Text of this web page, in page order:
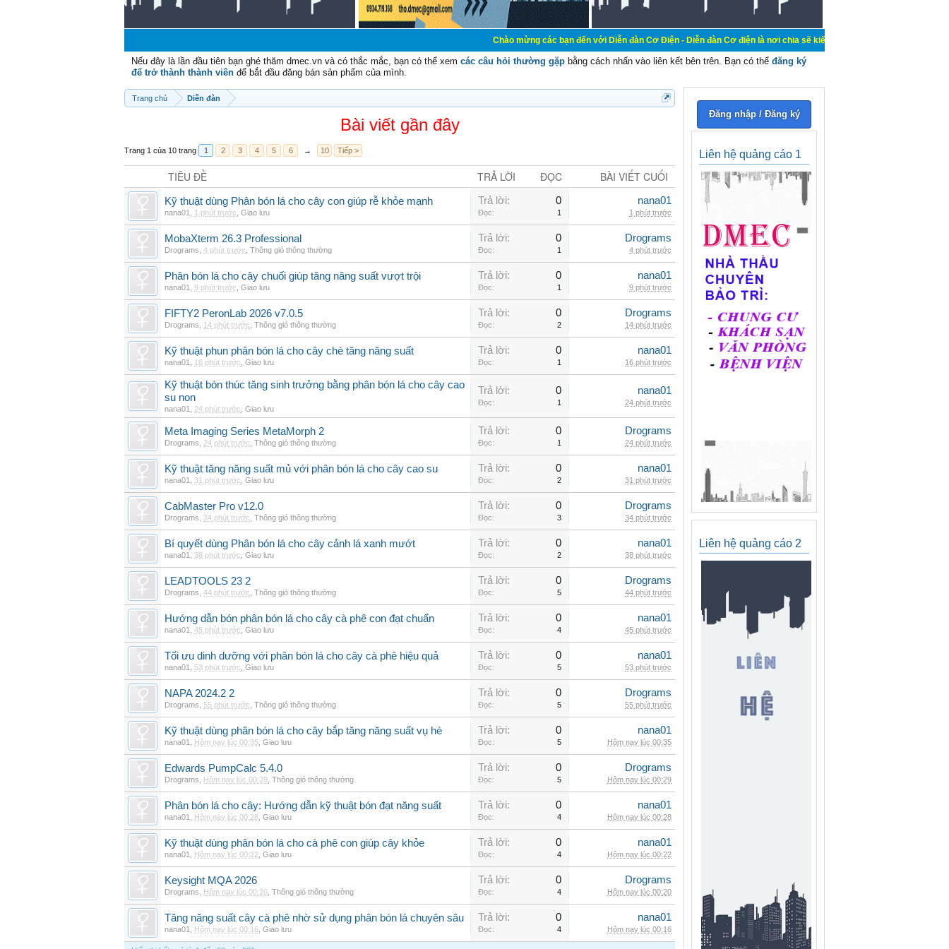
Chào mừng các bạn đến với Diễn đàn Cơ Điện - Diễn đàn Cơ điện là nơi chia sẽ kiến thức kinh nghiệm trong lãnh vực cơ
Nếu đây là lần đầu tiên bạn ghé thăm dmec.vn và có thắc mắc, bạn có thể xem các câu hỏi thường gặp bằng cách nhấn vào liên kết bên trên. Bạn có thể đăng ký
để trở thành thành viên để bắt đầu đăng bán sản phẩm của mình.
Trang chủ Diễn đàn
Bài viết gần đây
Trang 1 của 10 trang 1 2 3 4 5 6 → 10 Tiếp >
TIÊU ĐỀ TRẢ LỜI ĐỌC BÀI VIẾT CUỐI
Kỹ thuật dùng Phân bón lá cho cây con giúp rễ khỏe mạnh
nana01 1 phút trước Giao lưu
Trả lời: 0
Đọc: 1
nana01
1 phút trước
MobaXterm 26.3 Professional
Drograms 4 phút trước Thông gió thông thường
Trả lời: 0
Đọc: 1
Drograms
4 phút trước
Phân bón lá cho cây chuối giúp tăng năng suất vượt trội
nana01 9 phút trước Giao lưu
Trả lời: 0
Đọc: 1
nana01
9 phút trước
FIFTY2 PeronLab 2026 v7.0.5
Drograms 14 phút trước Thông gió thông thường
Trả lời: 0
Đọc: 2
Drograms
14 phút trước
Kỹ thuật phun phân bón lá cho cây chè tăng năng suất
nana01 16 phút trước Giao lưu
Trả lời: 0
Đọc: 1
nana01
16 phút trước
Kỹ thuật bón thúc tăng sinh trưởng bằng phân bón lá cho cây cao
su non
nana01 24 phút trước Giao lưu
Trả lời: 0
Đọc: 1
nana01
24 phút trước
Meta Imaging Series MetaMorph 2
Drograms 24 phút trước Thông gió thông thường
Trả lời: 0
Đọc: 1
Drograms
24 phút trước
Kỹ thuật tăng năng suất mủ với phân bón lá cho cây cao su
nana01 31 phút trước Giao lưu
Trả lời: 0
Đọc: 2
nana01
31 phút trước
CabMaster Pro v12.0
Drograms 34 phút trước Thông gió thông thường
Trả lời: 0
Đọc: 3
Drograms
34 phút trước
Bí quyết dùng Phân bón lá cho cây cảnh lá xanh mướt
nana01 38 phút trước Giao lưu
Trả lời: 0
Đọc: 2
nana01
38 phút trước
LEADTOOLS 23 2
Drograms 44 phút trước Thông gió thông thường
Trả lời: 0
Đọc: 5
Drograms
44 phút trước
Hướng dẫn bón phân bón lá cho cây cà phê con đạt chuẩn
nana01 45 phút trước Giao lưu
Trả lời: 0
Đọc: 4
nana01
45 phút trước
Tối ưu dinh dưỡng với phân bón lá cho cây cà phê hiệu quả
nana01 53 phút trước Giao lưu
Trả lời: 0
Đọc: 5
nana01
53 phút trước
NAPA 2024.2 2
Drograms 55 phút trước Thông gió thông thường
Trả lời: 0
Đọc: 5
Drograms
55 phút trước
Kỹ thuật dùng phân bón lá cho cây bắp tăng năng suất vụ hè
nana01 Hôm nay lúc 00:35 Giao lưu
Trả lời: 0
Đọc: 5
nana01
Hôm nay lúc 00:35
Edwards PumpCalc 5.4.0
Drograms Hôm nay lúc 00:29 Thông gió thông thường
Trả lời: 0
Đọc: 5
Drograms
Hôm nay lúc 00:29
Phân bón lá cho cây: Hướng dẫn kỹ thuật bón đạt năng suất
nana01 Hôm nay lúc 00:28 Giao lưu
Trả lời: 0
Đọc: 4
nana01
Hôm nay lúc 00:28
Kỹ thuật dùng phân bón lá cho cà phê con giúp cây khỏe
nana01 Hôm nay lúc 00:22 Giao lưu
Trả lời: 0
Đọc: 4
nana01
Hôm nay lúc 00:22
Keysight MQA 2026
Drograms Hôm nay lúc 00:20 Thông gió thông thường
Trả lời: 0
Đọc: 4
Drograms
Hôm nay lúc 00:20
Tăng năng suất cây cà phê nhờ sử dụng phân bón lá chuyên sâu
nana01 Hôm nay lúc 00:16 Giao lưu
Trả lời: 0
Đọc: 4
nana01
Hôm nay lúc 00:16
Đăng nhập / Đăng ký
Liên hệ quảng cáo 1
Liên hệ quảng cáo 2